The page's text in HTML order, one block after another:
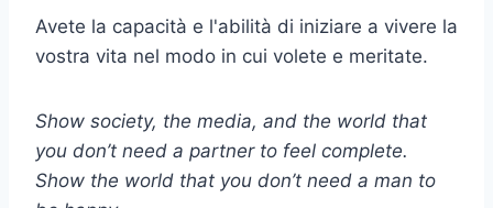
Avete la capacità e l'abilità di iniziare a vivere la
vostra vita nel modo in cui volete e meritate.
Show society, the media, and the world that
you don’t need a partner to feel complete.
Show the world that you don’t need a man to